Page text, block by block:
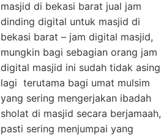
masjid di bekasi barat jual jam
dinding digital untuk masjid di
bekasi barat – jam digital masjid,
mungkin bagi sebagian orang jam
digital masjid ini sudah tidak asing
lagi terutama bagi umat mulsim
yang sering mengerjakan ibadah
sholat di masjid secara berjamaah,
pasti sering menjumpai yang